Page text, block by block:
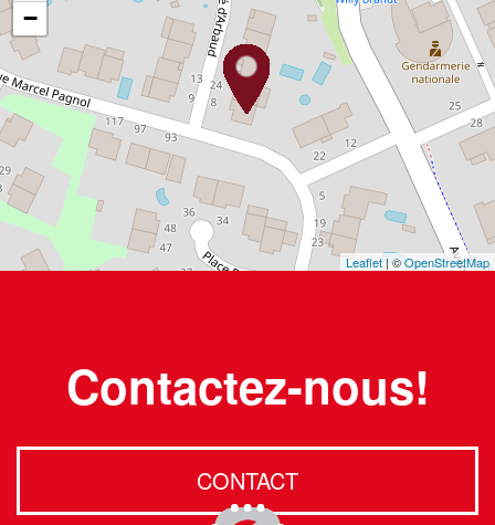
−
Leaflet| ©OpenStreetMap
Contactez-nous!
CONTACT